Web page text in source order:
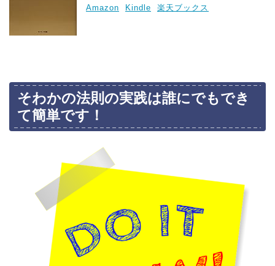
Amazon
Kindle 楽天ブックス
そわかの法則の実践は誰にでもでき
て簡単です！